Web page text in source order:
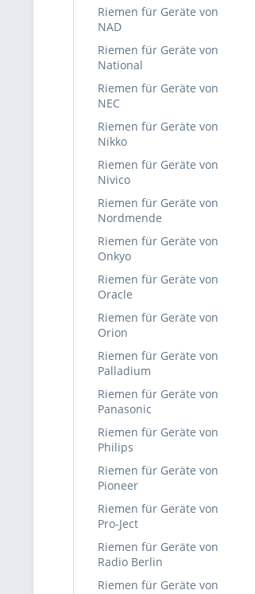
Riemen für Geräte von
NAD
Riemen für Geräte von
National
Riemen für Geräte von
NEC
Riemen für Geräte von
Nikko
Riemen für Geräte von
Nivico
Riemen für Geräte von
Nordmende
Riemen für Geräte von
Onkyo
Riemen für Geräte von
Oracle
Riemen für Geräte von
Orion
Riemen für Geräte von
Palladium
Riemen für Geräte von
Panasonic
Riemen für Geräte von
Philips
Riemen für Geräte von
Pioneer
Riemen für Geräte von
Pro-Ject
Riemen für Geräte von
Radio Berlin
Riemen für Geräte von